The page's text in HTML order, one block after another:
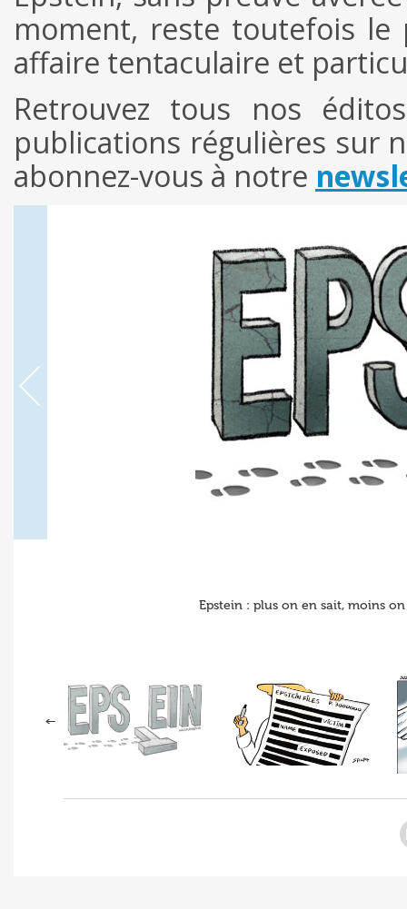
moment, reste toutefois
affaire tentaculaire et
Retrouvez tous nos
publications régulières sur
abonnez-vous à notre
Epstein : plus on en sait, moins